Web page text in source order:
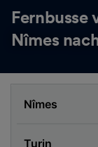
Fernbusse
Nîmes